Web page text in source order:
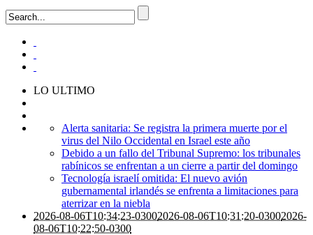
LO ULTIMO
Alerta sanitaria: Se registra la primera muerte por el
virus del Nilo Occidental en Israel este año
Debido a un fallo del Tribunal Supremo: los tribunales
rabínicos se enfrentan a un cierre a partir del domingo
Tecnología israelí omitida: El nuevo avión
gubernamental irlandés se enfrenta a limitaciones para
aterrizar en la niebla
2026-08-06T10:34:23-03002026-08-06T10:31:20-03002026-
08-06T10:22:50-0300